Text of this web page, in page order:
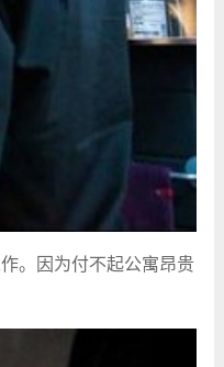
。因为付不起公寓昂贵